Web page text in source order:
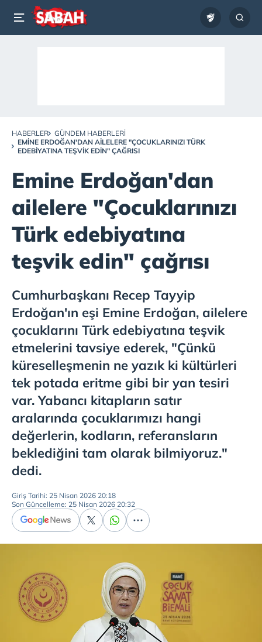
HABERLER
GÜNDEM HABERLERI
EMINE ERDOĞAN'DAN AILELERE "ÇOCUKLARINIZI TÜRK
EDEBIYATINA TEŞVIK EDIN" ÇAĞRISI
Emine Erdoğan'dan
ailelere "Çocuklarınızı
Türk edebiyatına
teşvik edin" çağrısı
Cumhurbaşkanı Recep Tayyip
Erdoğan'ın eşi Emine Erdoğan, ailelere
çocuklarını Türk edebiyatına teşvik
etmelerini tavsiye ederek, "Çünkü
küreselleşmenin ne yazık ki kültürleri
tek potada eritme gibi bir yan tesiri
var. Yabancı kitapların satır
aralarında çocuklarımızı hangi
değerlerin, kodların, referansların
beklediğini tam olarak bilmiyoruz."
dedi.
Giriş Tarihi: 25 Nisan 2026 20:18
Son Güncelleme: 25 Nisan 2026 20:32